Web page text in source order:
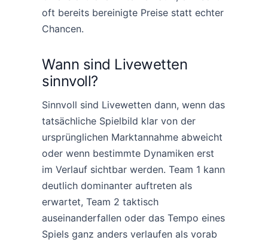
oft bereits bereinigte Preise statt echter
Chancen.
Wann sind Livewetten
sinnvoll?
Sinnvoll sind Livewetten dann, wenn das
tatsächliche Spielbild klar von der
ursprünglichen Marktannahme abweicht
oder wenn bestimmte Dynamiken erst
im Verlauf sichtbar werden. Team 1 kann
deutlich dominanter auftreten als
erwartet, Team 2 taktisch
auseinanderfallen oder das Tempo eines
Spiels ganz anders verlaufen als vorab